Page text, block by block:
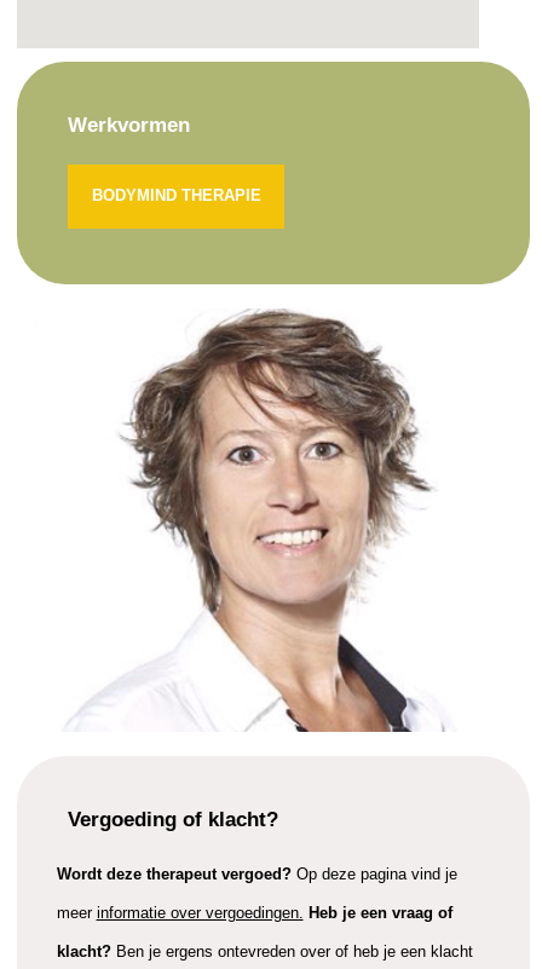
Werkvormen
BODYMIND THERAPIE
Vergoeding of klacht?
Wordt deze therapeut vergoed?Op deze pagina vind je
meer informatie over vergoedingen. Heb je een vraag of
klacht? Ben je ergens ontevreden over of heb je een klacht